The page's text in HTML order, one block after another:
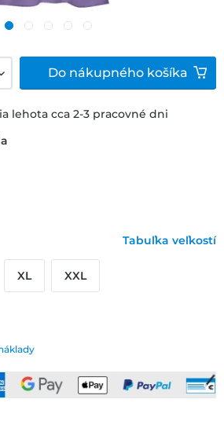
lehota cca 2-3 pracovné dni
Tabuľka veľkostí
XL XXL
Do nákupného košíka